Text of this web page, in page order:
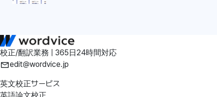
校正/翻訳業務 | 365日24時間対応
edit@wordvice.jp
英文校正サービス